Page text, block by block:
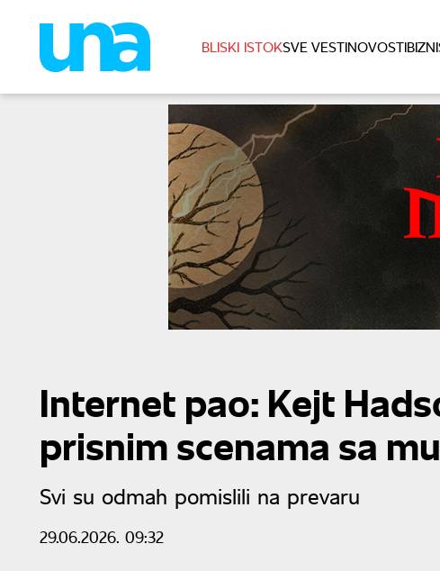
BLISKI ISTOKSVE VESTINOVOSTI
Internet pao: Kejt
prisnim scenama sa
Svi su odmah pomislili na prevaru
29.06.2026. 09:32